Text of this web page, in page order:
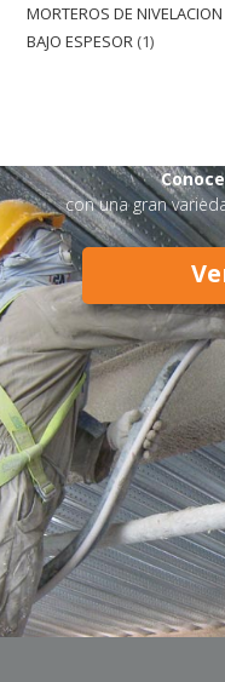
MORTEROS DE NIVELACION
BAJO ESPESOR 1
con una gran